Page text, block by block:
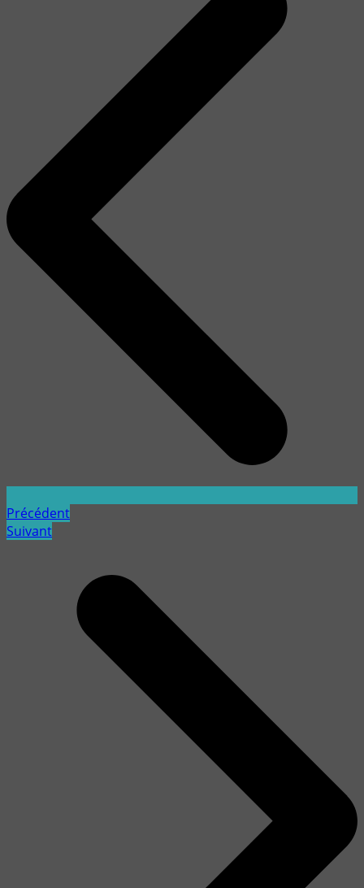
Précédent
Suivant